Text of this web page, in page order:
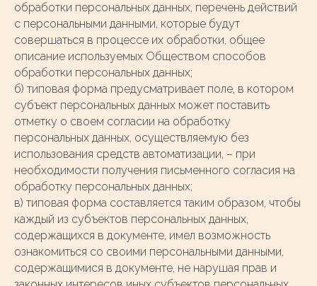
обработки персональных данных, перечень действий
с персональными данными, которые будут
совершаться в процессе их обработки, общее
описание используемых Обществом способов
обработки персональных данных;
б) типовая форма предусматривает поле, в котором
субъект персональных данных может поставить
отметку о своем согласии на обработку
персональных данных, осуществляемую без
использования средств автоматизации, – при
необходимости получения письменного согласия на
обработку персональных данных;
в) типовая форма составляется таким образом, чтобы
каждый из субъектов персональных данных,
содержащихся в документе, имел возможность
ознакомиться со своими персональными данными,
содержащимися в документе, не нарушая прав и